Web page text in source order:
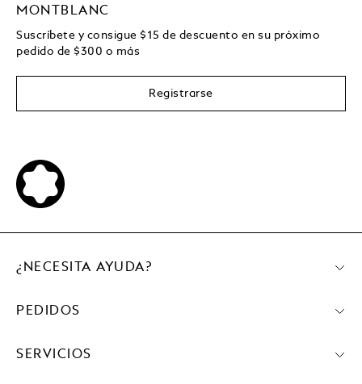
MONTBLANC
Suscríbete y consigue $15 de descuento en su próximo
pedido de $300 o más
Registrarse
¿NECESITA AYUDA?
PEDIDOS
SERVICIOS